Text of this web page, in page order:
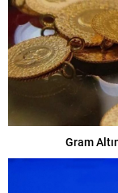
Gram